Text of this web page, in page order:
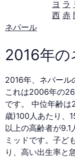
ヨ ラ
西 赤
ネパール
2016年
2016年、ネパール
これは2006年の
です。 中位年齢
歳)100人あたり、
以上の高齢者が9.1
ミッドです。子ど
り、高い出生率と